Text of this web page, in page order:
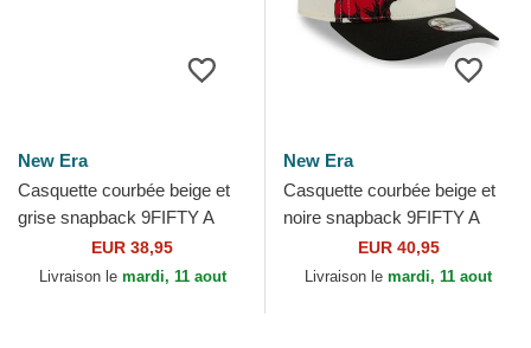
New Era
Casquette courbée beige et
grise snapback 9FIFTY A
Frame Chainstitch Vegas
Golden Knights NHL New...
EUR 38,95
Livraison le mardi, 11 aout
New Era
Casquette courbée beige et
noire snapback 9FIFTY A
Frame Precurved Hardwood
Classics Chicago...
EUR 40,95
Livraison le mardi, 11 aout